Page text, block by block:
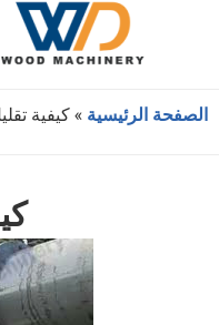
الصفحة الرئيسية »كيفية